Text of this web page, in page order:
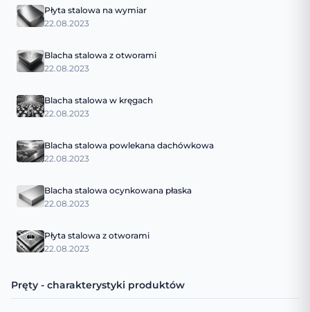
Płyta stalowa na wymiar
22.08.2023
Blacha stalowa z otworami
22.08.2023
Blacha stalowa w kręgach
22.08.2023
Blacha stalowa powlekana dachówkowa
22.08.2023
Blacha stalowa ocynkowana płaska
22.08.2023
Płyta stalowa z otworami
22.08.2023
Pręty - charakterystyki produktów